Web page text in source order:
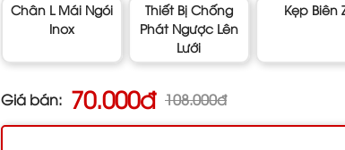
Chân L Mái Ngói
Inox
Thiết Bị Chống
Phát Ngược Lên
Lưới
Kẹp Biên
Giá bán: 70.000đ 108.000đ